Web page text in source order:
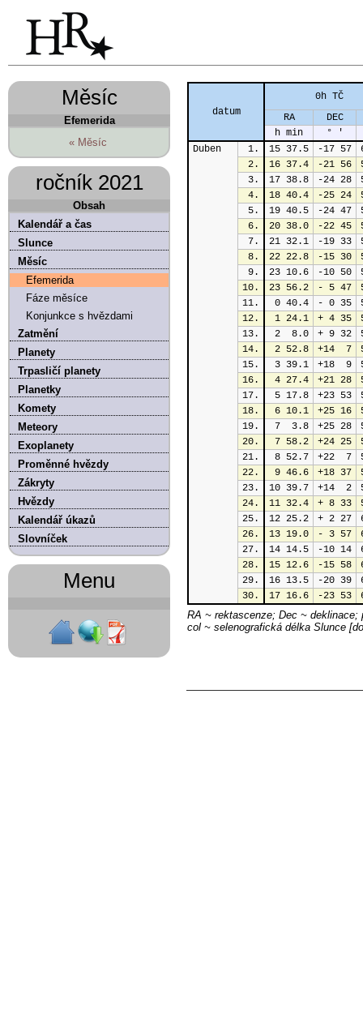
Měsíc
Efemerida
« Měsíc
ročník 2021
Obsah
Kalendář a čas
Slunce
Měsíc
Efemerida
Fáze měsíce
Konjunkce s hvězdami
Zatmění
Planety
Trpasličí planety
Planetky
Komety
Meteory
Exoplanety
Proměnné hvězdy
Zákryty
Hvězdy
Kalendář úkazů
Slovníček
Menu
datum
0h TČ
RA
DEC
h min
° '
Duben
1. 15 37.5 -17 57
2.
16 37.4 -21 56
3.
17 38.8 -24 28
4.
18 40.4 -25 24
5.
19 40.5 -24 47
6.
20 38.0 -22 45
7.
21 32.1 -19 33
8.
22 22.8 -15 30
9.
23 10.6 -10 50
10.
23 56.2 - 5 47
11.
0 40.4 - 0 35
12.
1 24.1 + 4 35
13.
2  8.0 + 9 32
14.
2 52.8 +14  7
15.
3 39.1 +18  9
16.
4 27.4 +21 28
17.
5 17.8 +23 53
18.
6 10.1 +25 16
19.
7  3.8 +25 28
20.
7 58.2 +24 25
21.
8 52.7 +22  7
22.
9 46.6 +18 37
23.
10 39.7 +14  2
24.
11 32.4 + 8 33
25.
12 25.2 + 2 27
26.
13 19.0 - 3 57
27.
14 14.5 -10 14
28.
15 12.6 -15 58
29.
16 13.5 -20 39
30.
17 16.6 -23 53
RA ~ rektascenze; Dec ~
col ~ selenografická délka Slunce